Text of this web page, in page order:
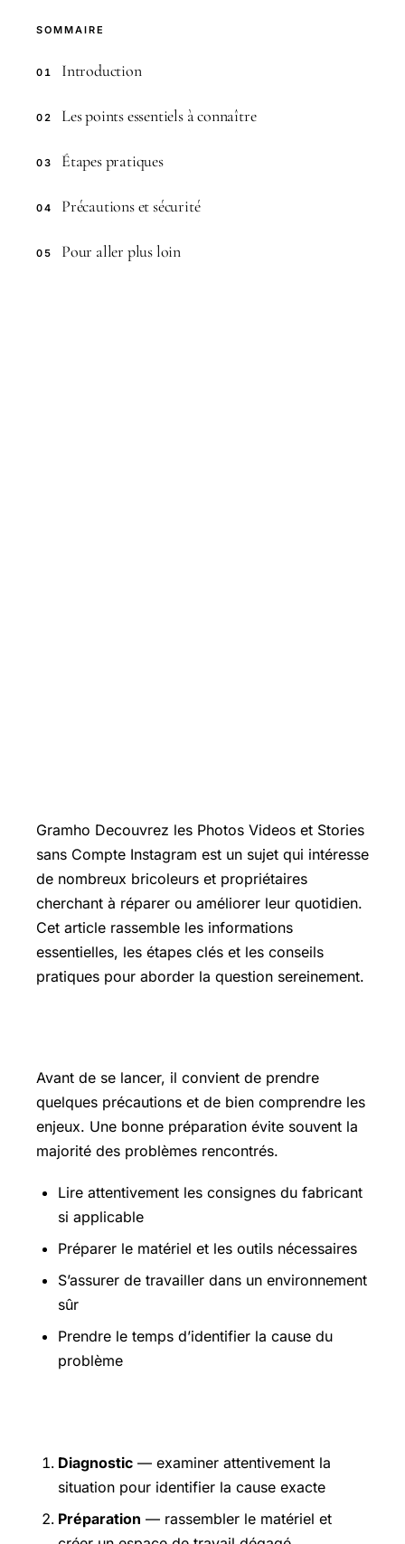
SOMMAIRE
01 Introduction
02 Les points essentiels à connaître
03 Étapes pratiques
04 Précautions et sécurité
05 Pour aller plus loin
Gramho Decouvrez les Photos Videos et Stories
sans Compte Instagram est un sujet qui intéresse
de nombreux bricoleurs et propriétaires
cherchant à réparer ou améliorer leur quotidien.
Cet article rassemble les informations
essentielles, les étapes clés et les conseils
pratiques pour aborder la question sereinement.
Avant de se lancer, il convient de prendre
quelques précautions et de bien comprendre les
enjeux. Une bonne préparation évite souvent la
majorité des problèmes rencontrés.
Lire attentivement les consignes du fabricant
si applicable
Préparer le matériel et les outils nécessaires
S’assurer de travailler dans un environnement
sûr
Prendre le temps d’identifier la cause du
problème
Diagnostic — examiner attentivement la
situation pour identifier la cause exacte
Préparation — rassembler le matériel et